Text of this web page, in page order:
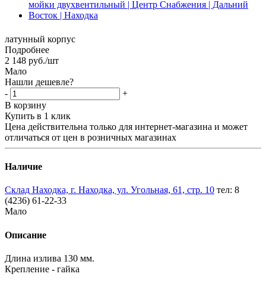
латунный корпус
Подробнее
2 148 руб./шт
Мало
Нашли дешевле?
-
+
В корзину
Купить в 1 клик
Цена действительна только для интернет-магазина и может
отличаться от цен в розничных магазинах
Наличие
Склад Находка, г. Находка, ул. Угольная, 61, стр. 10 тел: 8
(4236) 61-22-33
Мало
Описание
Длина излива 130 мм.
Крепление - гайка